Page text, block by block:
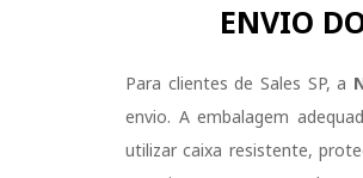
ENVIO
Para clientes de Sales SP, a
envio. A embalagem
utilizar caixa resistente,